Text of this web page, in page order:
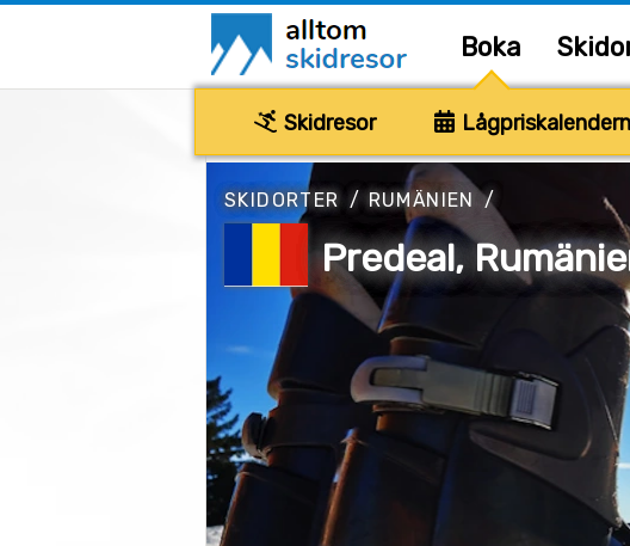
Boka
Skidresor Lågpriskalendern
SKIDORTER / RUMÄNIEN /
Predeal,